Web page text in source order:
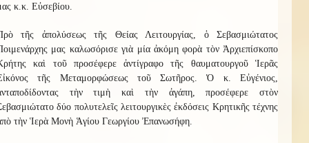
κ.κ. Εὐσεβίου.
τῆς ἀπολύσεως τῆς Θείας Λειτουργίας, ὁ Σεβασμιώτατος
μας καλωσόρισε γιὰ μία ἀκόμη φορὰ τὸν Ἀρχιεπίσκοπο
καὶ τοῦ προσέφερε ἀντίγραφο τῆς θαυματουργοῦ Ἱερᾶς
τῆς Μεταμορφώσεως τοῦ Σωτῆρος. Ὁ κ. Εὐγένιος,
τὴν τιμὴ καὶ τὴν ἀγάπη, προσέφερε στὸν
δύο πολυτελεῖς λειτουργικὲς ἐκδόσεις Κρητικῆς τέχνης
τὴν Ἱερὰ Μονὴ Ἁγίου Γεωργίου Ἐπανωσήφη.